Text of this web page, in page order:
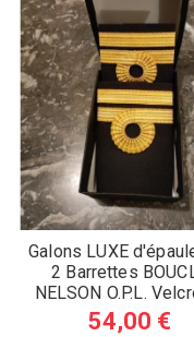
Galons LUXE
2 Barrettes
NELSON O.P.L.
Boite de...
54,00 €